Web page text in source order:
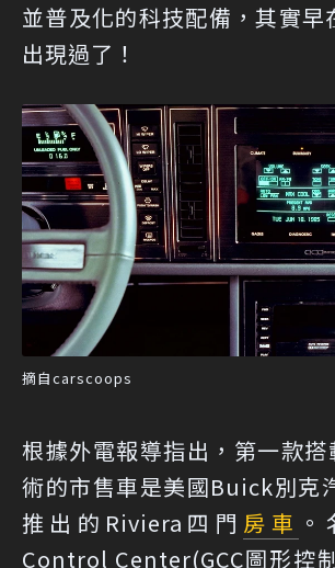
並普及化的科技配備，其實早
出現過了！
摘自carscoops
根據外電報導指出，第一款搭
術的市售車是美國Buick別克
推出的Riviera四門 房車
Control Center(GCC圖形控